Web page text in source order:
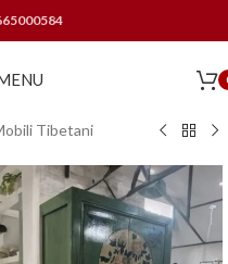
Tibetani